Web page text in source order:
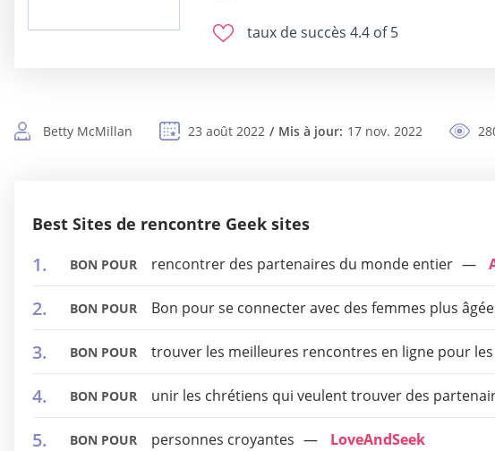
taux de succès 4.4 of 5
Betty McMillan 23 août 2022 Mis à jour: 17 nov. 2022
Best Sites de rencontre Geek sites
BON POUR rencontrer des partenaires du monde entier
BON POUR Bon pour se connecter avec des femmes plus
BON POUR trouver les meilleures rencontres en ligne pour
BON POUR unir les chrétiens qui veulent trouver des
BON POUR personnes croyantes LoveAndSeek